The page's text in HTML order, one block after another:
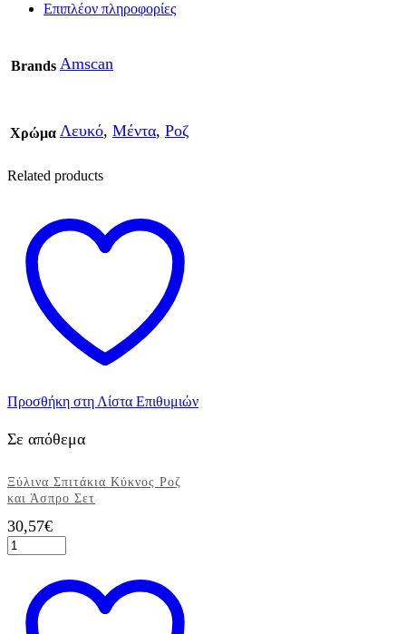
Επιπλέον πληροφορίες
Brands Amscan
Χρώμα Λευκό, Μέντα, Ροζ
Related products
Προσθήκη στη Λίστα Επιθυμιών
Σε απόθεμα
Ξύλινα Σπιτάκια Κύκνος Ροζ
και Άσπρο Σετ
30,57€
Ξύλινα
Σπιτάκια
Άσπρο